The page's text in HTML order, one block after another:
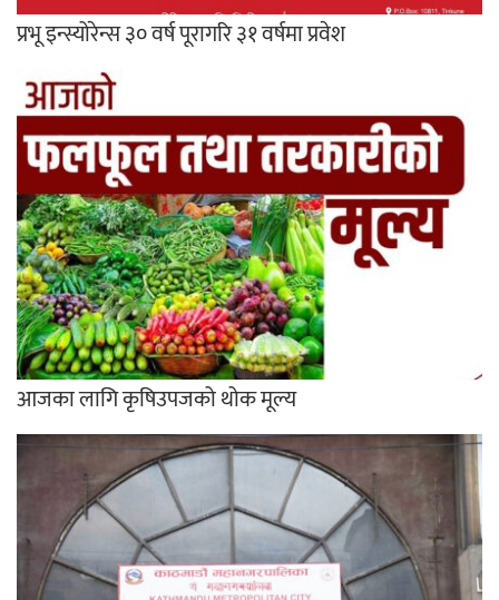
प्रभू इन्स्योरेन्स ३० वर्ष पूरागरि ३१ वर्षमा प्रवेश
आजका लागि कृषिउपजको थोक मूल्य